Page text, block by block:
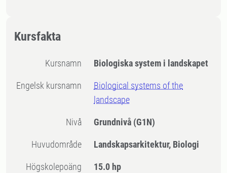
Kursfakta
Kursnamn Biologiska system i landskapet
Engelsk kursnamn
Biological systems of the
landscape
Nivå Grundnivå (G1N)
Huvudområde Landskapsarkitektur, Biologi
högskolepoäng 15.0 hp